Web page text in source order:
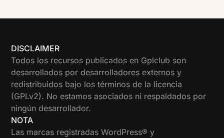
DISCLAIMER
Todos los recursos publicados en Gplclub son
desarrollados por desarrolladores externos y
redistribuidos bajo los términos de la licencia
(GPLv2). No estamos asociados ni respaldados por
ningún desarrollador.
NOTA
Las marcas registradas WordPress® y